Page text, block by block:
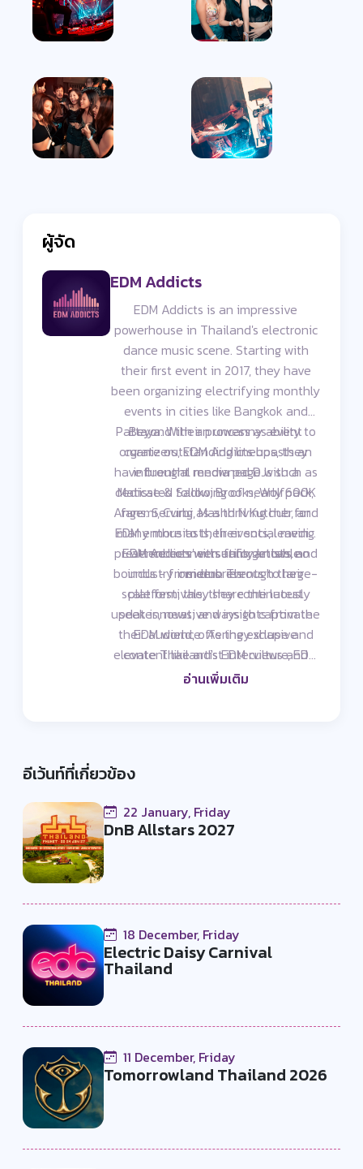
ผู้จัด
EDM Addicts
EDM Addicts is an impressive
powerhouse in Thailand's electronic
dance music scene. Starting with
their first event in 2017, they have
been organizing electrifying monthly
events in cities like Bangkok and
Pattaya. With an uncanny ability to
curate outstanding lineups, they
have brought renowned DJs such as
Matisse & Sadko, Brooks, Wolfpack,
Angemi, Curbi, Mashd N Kutcher, and
many more to their events, leaving
attendees with unforgettable
memories.
Beyond their prowess as event
organizers, EDM Addicts boasts an
influential media page with a
dedicated following of nearly 600K
fans. Serving as a thriving hub for
EDM enthusiasts, their social media
presence connects fans, artists, and
industry insiders. Through their
platform, they share the latest
updates, news, and insights from the
EDM world, offering exclusive
content like artist interviews and
behind-the-scenes glimpses. Their
EDM Addicts' versatility knows no
bounds - from club events to large-
scale festivals, they continuously
seek innovative ways to captivate
their audience. As they shape and
elevate Thailand's EDM culture, EDM
Addicts stands out as a force to be
enthusiasts and artists in an
experience.
อ่านเพิ่มเติม
อีเว้นท์ที่เกี่ยวข้อง
22 January, Friday
DnB Allstars 2027
18 December, Friday
Electric Daisy Carnival
Thailand
11 December, Friday
Tomorrowland Thailand 2026